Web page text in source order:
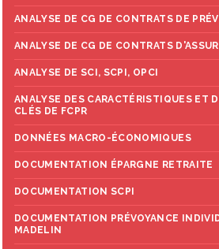
ANALYSE DE CG DE CONTRATS DE
ANALYSE DE CG DE CONTRATS
ANALYSE DE SCI, SCPI, OPCI
ANALYSE DES CARACTÉRISTIQUES ET
CLÉS DE FCPR
DONNÉES MACRO-ÉCONOMIQUES
DOCUMENTATION ÉPARGNE RETRAITE
Documentation générale à
Documentation Epargne
DOCUMENTATION SCPI
DOCUMENTATION PRÉVOYANCE
MADELIN